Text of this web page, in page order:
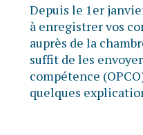
Depuis le 1er
à enregistrer vos
auprès de la
suffit de les
compétence
quelques